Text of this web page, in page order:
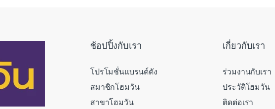
ช้อปปิ้งกับเรา
โปรโมชั่นแบรนด์ดัง
สมาชิกโฮมวัน
สาขาโฮมวัน
เกี่ยวกับเรา
ร่วมงานกับเรา
ประวัติโฮมวัน
ติดต่อเรา